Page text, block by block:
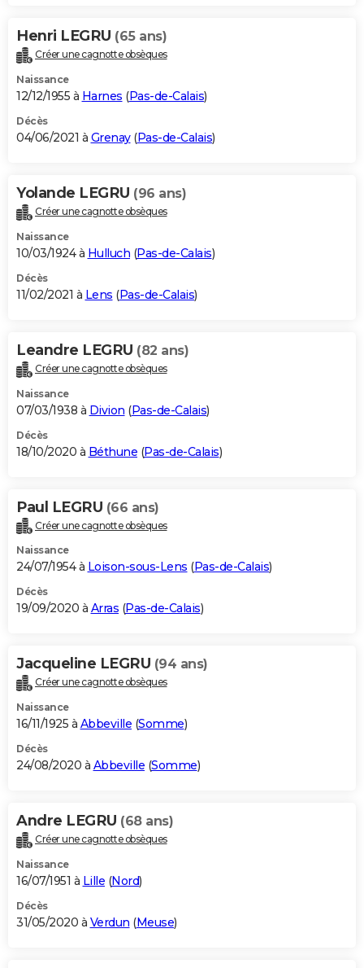
Henri LEGRU (65 ans)
Créer une cagnotte obsèques
Naissance
12/12/1955 à Harnes (Pas-de-Calais)
Décès
04/06/2021 à Grenay(Pas-de-Calais)
Yolande LEGRU (96 ans)
Créer une cagnotte obsèques
Naissance
10/03/1924 à Hulluch (Pas-de-Calais)
Décès
11/02/2021 à Lens (Pas-de-Calais)
Leandre LEGRU (82 ans)
Créer une cagnotte obsèques
Naissance
07/03/1938 à Divion (Pas-de-Calais)
Décès
18/10/2020 à Béthune (Pas-de-Calais)
Paul LEGRU (66 ans)
Créer une cagnotte obsèques
Naissance
24/07/1954 à Loison-sous-Lens (Pas-de-Calais)
Décès
19/09/2020 à Arras (Pas-de-Calais)
Jacqueline LEGRU (94 ans)
Créer une cagnotte obsèques
Naissance
16/11/1925 à Abbeville (Somme)
Décès
24/08/2020 à Abbeville (Somme)
Andre LEGRU (68 ans)
Créer une cagnotte obsèques
Naissance
16/07/1951 à Lille (Nord)
Décès
31/05/2020 à Verdun (Meuse)